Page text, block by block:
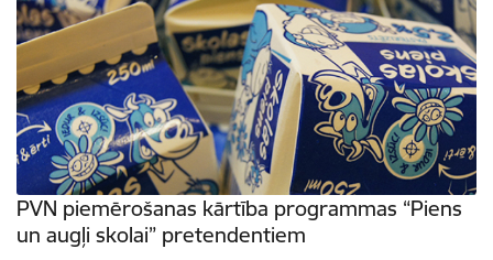
PVN piemērošanas kārtība programmas “Piens
un augļi skolai” pretendentiem